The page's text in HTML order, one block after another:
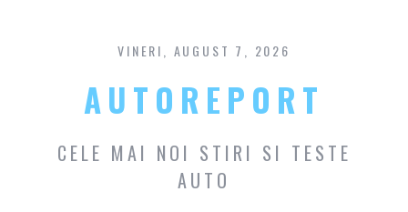
content
VINERI, AUGUST 7, 2026
AUTOREPORT
CELE MAI NOI STIRI SI TESTE
AUTO